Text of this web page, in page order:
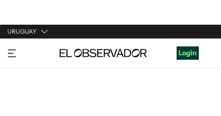
URUGUAY
URUGUAY
ARGENTINA
Login